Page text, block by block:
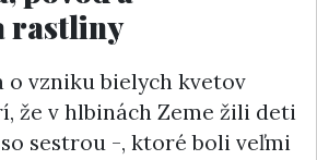
rastliny
o vzniku bielych kvetov
že v hlbinách Zeme žili deti
sestrou -, ktoré boli veľmi